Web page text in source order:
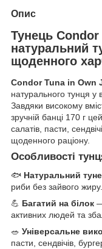
Опис
Тунець
натуральний
щоденного
Condor Tuna in Own
натурального тунця у
Завдяки високому
зручній банці 170 г
салатів, пасти,
щоденного раціону.
Особливості
🐟 Натуральний
риби без зайвого жиру.
💪 Багатий на білок
активних людей та
🥗 Універсальне
пасти, сендвічів,